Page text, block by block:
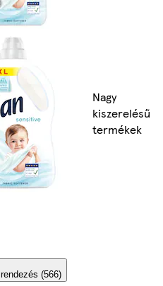
Nagy
kiszerelésű
termékek
(566)